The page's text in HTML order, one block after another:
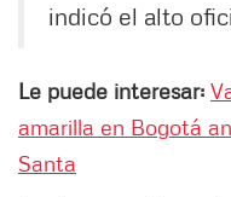
indicó el alto
Le puede interesar:
amarilla en Bogotá
Santa